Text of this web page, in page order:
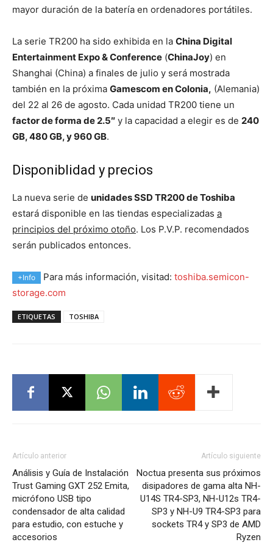
mayor duración de la batería en ordenadores portátiles.
La serie TR200 ha sido exhibida en la China Digital
Entertainment Expo & Conference (ChinaJoy) en
Shanghai (China) a finales de julio y será mostrada
también en la próxima Gamescom en Colonia, (Alemania)
del 22 al 26 de agosto. Cada unidad TR200 tiene un
factor de forma de 2.5″ y la capacidad a elegir es de 240
GB, 480 GB, y 960 GB.
Disponiblidad y precios
La nueva serie de unidades SSD TR200 de Toshiba
estará disponible en las tiendas especializadas a
principios del próximo otoño. Los P.V.P. recomendados
serán publicados entonces.
+Info Para más información, visitad: toshiba.semicon-
storage.com
ETIQUETAS TOSHIBA
Artículo anterior
Análisis y Guía de Instalación
Trust Gaming GXT 252 Emita,
micrófono USB tipo
condensador de alta calidad
para estudio, con estuche y
accesorios
Artículo siguiente
Noctua presenta sus próximos
disipadores de gama alta NH-
U14S TR4-SP3, NH-U12s TR4-
SP3 y NH-U9 TR4-SP3 para
sockets TR4 y SP3 de AMD
Ryzen